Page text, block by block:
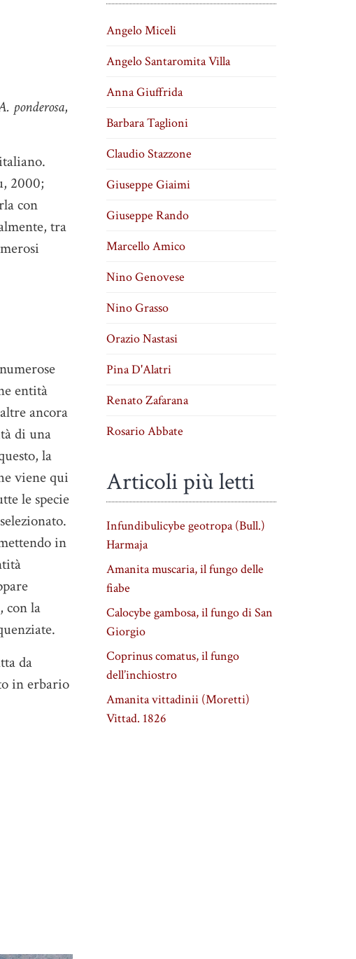
ponderosa,
2000;
con
tra
entità
ancora
di una
la
viene qui
le specie
in
con la
da
in erbario
Angelo Miceli
Angelo Santaromita Villa
Anna Giuffrida
Barbara Taglioni
Claudio Stazzone
Giuseppe Giaimi
Giuseppe Rando
Marcello Amico
Nino Genovese
Nino Grasso
Orazio Nastasi
Pina D'Alatri
Renato Zafarana
Rosario Abbate
Articoli più letti
Infundibulicybe geotropa (Bull.)
Harmaja
Amanita muscaria, il fungo delle
fiabe
Calocybe gambosa, il fungo di San
Giorgio
Coprinus comatus, il fungo
dell’inchiostro
Amanita vittadinii (Moretti)
Vittad. 1826